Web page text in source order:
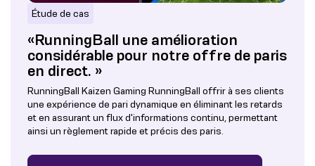
Étude de cas
«RunningBall une amélioration
considérable pour notre offre de paris
en direct. »
RunningBall Kaizen Gaming RunningBall offrir à ses clients
une expérience de pari dynamique en éliminant les retards
et en assurant un flux d'informations continu, permettant
ainsi un règlement rapide et précis des paris.